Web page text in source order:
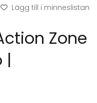
Lägg till i minneslistan
Zone
|